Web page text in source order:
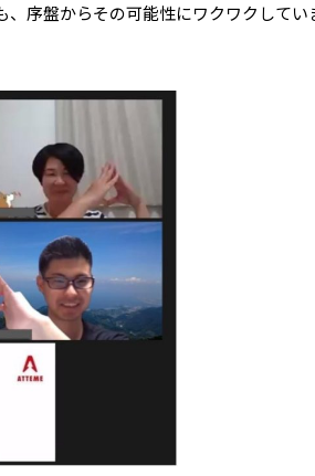
序盤からその可能性にワクワクしてい